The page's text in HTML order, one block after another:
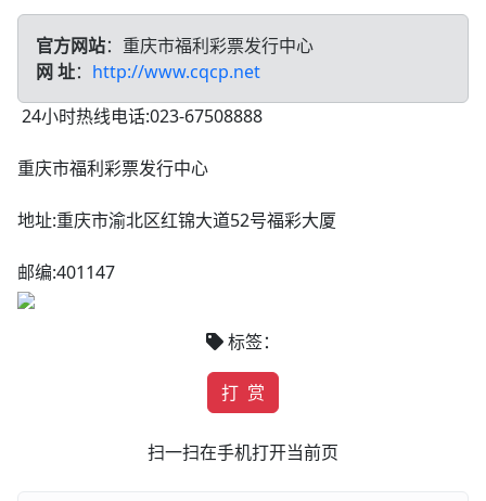
官方网站：重庆市福利彩票发行中心
网 址： http://www.cqcp.net
24小时热线电话:023-67508888
重庆市福利彩票发行中心
地址:重庆市渝北区红锦大道52号福彩大厦
邮编:401147
标签：
打 赏
扫一扫在手机打开当前页